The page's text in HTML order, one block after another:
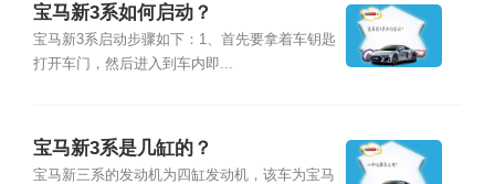
宝马新3系如何启动？
宝马新3系启动步骤如下：1、首先要拿着车钥匙
打开车门，然后进入到车内即...
宝马新3系是几缸的？
宝马新三系的发动机为四缸发动机，该车为宝马